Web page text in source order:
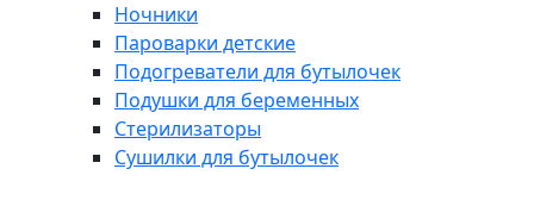
Ночники
Пароварки детские
Подогреватели для бутылочек
Подушки для беременных
Стерилизаторы
Сушилки для бутылочек